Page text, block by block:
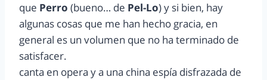
que Perro (bueno… de Pel-Lo) y si bien, hay
algunas cosas que me han hecho gracia, en
general es un volumen que no ha terminado de
satisfacer.
canta en opera y a una china espía disfrazada de